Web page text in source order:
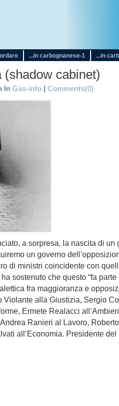
...in carbognanese-1 ...in
(shadow cabinet)
In Gas-info | Comments(0)
a sorpresa, la nascita di un
un governo
di ministri coincidente con
sostenuto che questo “fa
fra maggioranza e
alla Giustizia, Sergio
Ermete Realacci
Ranieri al Lavoro,
all’Economia. Presidente